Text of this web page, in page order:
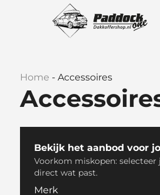
Home -Accessoires
Bekijk het aanbod voor
Voorkom miskopen: selecteer
direct wat past.
Merk